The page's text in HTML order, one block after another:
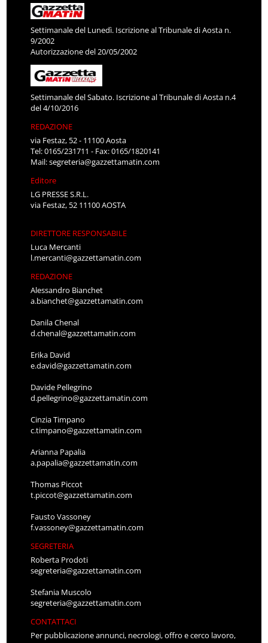
Settimanale del Lunedì. Iscrizione al Tribunale di Aosta n.
9/2002
Autorizzazione del 20/05/2002
Settimanale del Sabato. Iscrizione al Tribunale di Aosta n.4
del 4/10/2016
REDAZIONE
via Festaz, 52 - 11100 Aosta
Tel: 0165/231711 - Fax: 0165/1820141
Mail:segreteria@gazzettamatin.com
Editore
LG PRESSE S.R.L.
via Festaz, 52 11100 AOSTA
DIRETTORE RESPONSABILE
Luca Mercanti
l.mercanti@gazzettamatin.com
REDAZIONE
Alessandro Bianchet
a.bianchet@gazzettamatin.com
Danila Chenal
d.chenal@gazzettamatin.com
Erika David
e.david@gazzettamatin.com
Davide Pellegrino
d.pellegrino@gazzettamatin.com
Cinzia Timpano
c.timpano@gazzettamatin.com
Arianna Papalia
a.papalia@gazzettamatin.com
Thomas Piccot
t.piccot@gazzettamatin.com
Fausto Vassoney
f.vassoney@gazzettamatin.com
SEGRETERIA
Roberta Prodoti
segreteria@gazzettamatin.com
Stefania Muscolo
segreteria@gazzettamatin.com
CONTATTACI
Per pubblicazione annunci, necrologi, offro e cerco lavoro,